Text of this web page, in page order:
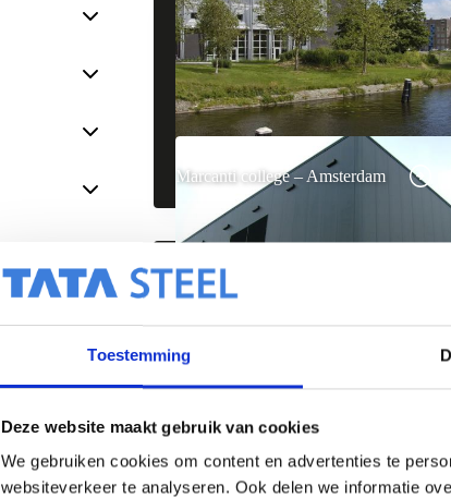
Toestemming
Deze website maakt gebruik van cookies
We gebruiken cookies om content en advertenties te
websiteverkeer te analyseren. Ook delen we informatie
Marcanti college – Amsterdam
Omnisportcentrum – Apeldoorn